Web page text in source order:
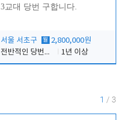
3교대 당번 구합니다.
서울 서초구 월 2,800,000원
전반적인 당번업무
1년 이상
1 / 3